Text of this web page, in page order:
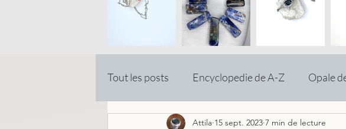
Tout les posts Encyclopedie de A-Z Opale
Attila 15 sept. 2023 7 min de lecture